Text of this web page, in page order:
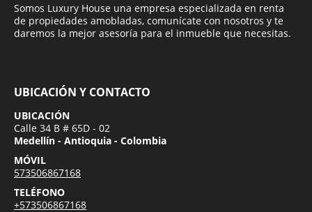
Somos Luxury House una empresa especializada en renta
de propiedades amobladas, comunícate con nosotros y te
daremos la mejor asesoría para el inmueble que necesitas.
UBICACIÓN Y CONTACTO
UBICACIÓN
Calle 34 B # 65D - 02
Medellín - Antioquia - Colombia
MÓVIL
573506867168
TELÉFONO
+573506867168